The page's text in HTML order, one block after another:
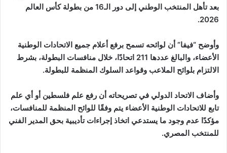
بعد تأهل المنتخب الوطني إلى دور الـ16 من بطولة كأس العالم
2026.
وأوضح “فيفا” أن لوائحه تسمح برفع أعلام جميع الاتحادات الوطنية
الأعضاء، والبالغ عددها 211 اتحادًا، خلال منافسات البطولة، بشرط
الالتزام بلوائح الملاعب وقواعد السلوك المنظمة للبطولة.
وأضاف الاتحاد الدولي في تصريحاته أن رفع علم فلسطين أو أي علم
تابع للاتحادات الوطنية الأعضاء يتم وفقًا للوائح المنظمة للمنافسات،
مؤكدًا عدم وجود ما يستدعي اتخاذ إجراءات تأديبية بحق المدير الفني
للمنتخب المصري.